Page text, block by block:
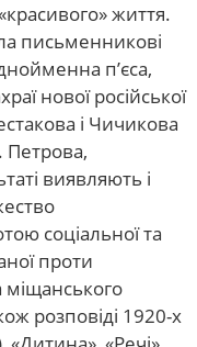
життя.
письменникові
п’єса,
нової російської
і Чичикова
Петрова,
виявляють і
соціальної та
проти
міщанського
розповіді 1920-х